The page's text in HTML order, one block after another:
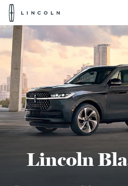
Passez au contenu
la
d'accueil
Lincoln
Lincoln